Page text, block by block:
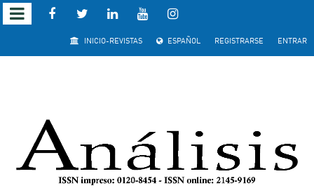
Salto rápido al contenido de la página
Navegación principal
INICIO-REVISTAS ESPAÑOL REGISTRARSE ENTRAR